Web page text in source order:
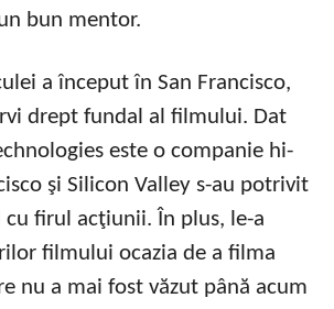
bun mentor.
a început în San Francisco,
drept fundal al filmului. Dat
este o companie hi-
şi Silicon Valley s-au potrivit
firul acţiunii. În plus, le-a
filmului ocazia de a filma
nu a mai fost văzut până acum